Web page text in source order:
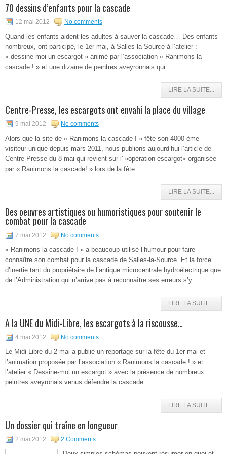
70 dessins d’enfants pour la cascade
12 mai 2012 No comments
Quand les enfants aident les adultes à sauver la cascade… Des enfants
nombreux, ont participé, le 1er mai, à Salles-la-Source à l’atelier :
« dessine-moi un escargot » animé par l’association « Ranimons la
cascade ! » et une dizaine de peintres aveyronnais qui
LIRE LA SUITE...
Centre-Presse, les escargots ont envahi la place du village
9 mai 2012 No comments
Alors que la site de « Ranimons la cascade ! » fête son 4000 ème
visiteur unique depuis mars 2011, nous publions aujourd’hui l’article de
Centre-Presse du 8 mai qui revient sur l' »opération escargot« organisée
par « Ranimons la cascade! » lors de la fête
LIRE LA SUITE...
Des oeuvres artistiques ou humoristiques pour soutenir le
combat pour la cascade
7 mai 2012 No comments
« Ranimons la cascade ! » a beaucoup utilisé l’humour pour faire
connaître son combat pour la cascade de Salles-la-Source. Et la force
d’inertie tant du propriétaire de l’antique microcentrale hydroélectrique que
de l’Administration qui n’arrive pas à reconnaître ses erreurs s’y
LIRE LA SUITE...
A la UNE du Midi-Libre, les escargots à la riscousse…
4 mai 2012 No comments
Le Midi-Libre du 2 mai a publié un reportage sur la fête du 1er mai et
l’animation proposée par l’association « Ranimons la cascade ! » et
l’atelier « Dessine-moi un escargot » avec la présence de nombreux
peintres aveyronais venus défendre la cascade
LIRE LA SUITE...
Un dossier qui traîne en longueur
2 mai 2012 2 Comments